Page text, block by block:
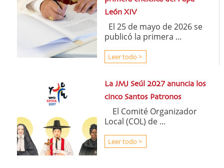
León XIV
El 25 de mayo de 2026 se
publicó la primera ...
Leer todo >
La JMJ Seúl 2027 anuncia los
cinco Santos Patronos
El Comité Organizador
Local (COL) de ...
Leer todo >